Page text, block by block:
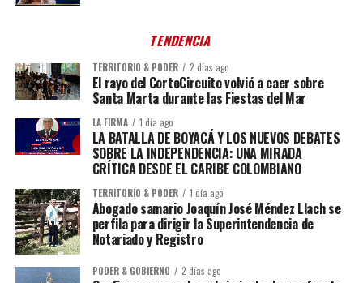
TENDENCIA
TERRITORIO & PODER 2 días ago
El rayo del CortoCircuito volvió a caer sobre
Santa Marta durante las Fiestas del Mar
LA FIRMA 1 día ago
LA BATALLA DE BOYACÁ Y LOS NUEVOS DEBATES
SOBRE LA INDEPENDENCIA: UNA MIRADA
CRÍTICA DESDE EL CARIBE COLOMBIANO
TERRITORIO & PODER 1 día ago
Abogado samario Joaquín José Méndez Llach se
perfila para dirigir la Superintendencia de
Notariado y Registro
PODER & GOBIERNO 2 días ago